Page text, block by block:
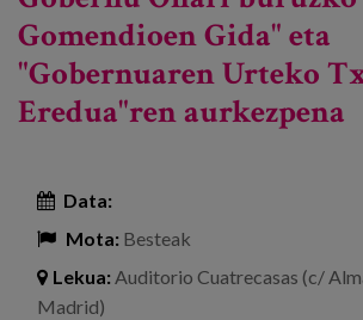
Gomendioen Gida" eta
"Gobernuaren Urteko
Eredua"ren aurkezpena
Data:
Mota: Besteak
Lekua: Auditorio Cuatrecasas (c/
Madrid)